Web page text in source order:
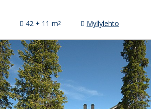
42 + 11 m2 Myllylehto